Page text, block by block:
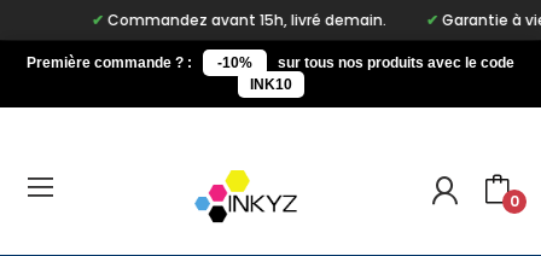
Commandez avant 15h, livré demain. Garantie à vie
Première commande ? : -10%
sur tous nos produits avec le code
INK10
0